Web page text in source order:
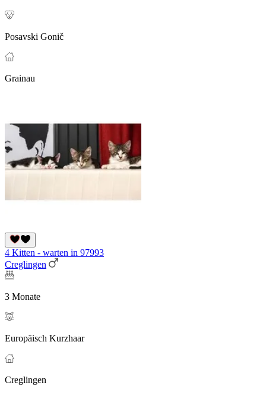
Posavski Gonič
Grainau
4 Kitten - warten in 97993
Creglingen
3 Monate
Europäisch Kurzhaar
Creglingen